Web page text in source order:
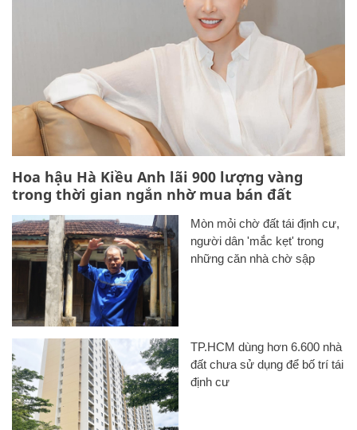
Hoa hậu Hà Kiều Anh lãi 900 lượng vàng
trong thời gian ngắn nhờ mua bán đất
Mòn mỏi chờ đất tái định cư,
người dân 'mắc kẹt' trong
những căn nhà chờ sập
TP.HCM dùng hơn 6.600 nhà
đất chưa sử dụng để bố trí tái
định cư